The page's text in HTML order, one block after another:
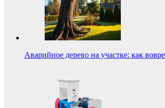
Аварийное дерево на участке: как